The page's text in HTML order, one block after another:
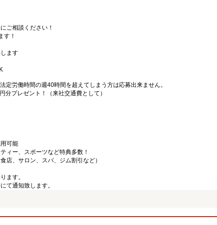
ご相談ください！
す！
ます
定労働時間の週40時間を超えてしまう方は応募出来ません。
プレゼント！（来社交通費として）
可能
ィー、スポーツなど特典多数！
店、サロン、スパ、ジム割引など）
ます。
て通知致します。